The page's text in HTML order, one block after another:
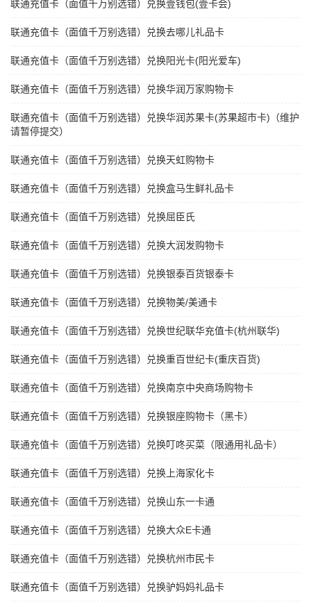
联通充值卡（面值千万别选错）兑换壹钱包(壹卡会)
联通充值卡（面值千万别选错）兑换去哪儿礼品卡
联通充值卡（面值千万别选错）兑换阳光卡(阳光爱车)
联通充值卡（面值千万别选错）兑换华润万家购物卡
联通充值卡（面值千万别选错）兑换华润苏果卡(苏果超市卡)（维护
请暂停提交）
联通充值卡（面值千万别选错）兑换天虹购物卡
联通充值卡（面值千万别选错）兑换盒马生鲜礼品卡
联通充值卡（面值千万别选错）兑换屈臣氏
联通充值卡（面值千万别选错）兑换大润发购物卡
联通充值卡（面值千万别选错）兑换银泰百货银泰卡
联通充值卡（面值千万别选错）兑换物美/美通卡
联通充值卡（面值千万别选错）兑换世纪联华充值卡(杭州联华)
联通充值卡（面值千万别选错）兑换重百世纪卡(重庆百货)
联通充值卡（面值千万别选错）兑换南京中央商场购物卡
联通充值卡（面值千万别选错）兑换银座购物卡（黑卡）
联通充值卡（面值千万别选错）兑换叮咚买菜（限通用礼品卡）
联通充值卡（面值千万别选错）兑换上海家化卡
联通充值卡（面值千万别选错）兑换山东一卡通
联通充值卡（面值千万别选错）兑换大众E卡通
联通充值卡（面值千万别选错）兑换杭州市民卡
联通充值卡（面值千万别选错）兑换驴妈妈礼品卡